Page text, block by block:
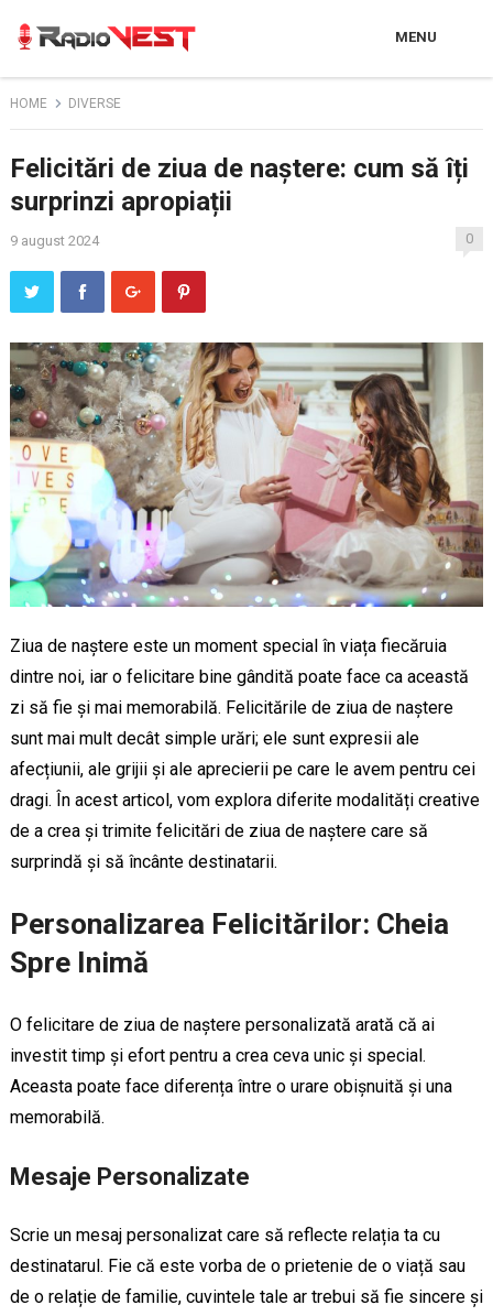
MENU
HOME DIVERSE
Felicitări de ziua de naștere: cum să îți
surprinzi apropiații
9 august 2024 0
Ziua de naștere este un moment special în viața fiecăruia
dintre noi, iar o felicitare bine gândită poate face ca această
zi să fie și mai memorabilă. Felicitările de ziua de naștere
sunt mai mult decât simple urări; ele sunt expresii ale
afecțiunii, ale grijii și ale aprecierii pe care le avem pentru cei
dragi. În acest articol, vom explora diferite modalități creative
de a crea și trimite felicitări de ziua de naștere care să
surprindă și să încânte destinatarii.
Personalizarea Felicitărilor: Cheia
Spre Inimă
O felicitare de ziua de naștere personalizată arată că ai
investit timp și efort pentru a crea ceva unic și special.
Aceasta poate face diferența între o urare obișnuită și una
memorabilă.
Mesaje Personalizate
Scrie un mesaj personalizat care să reflecte relația ta cu
destinatarul. Fie că este vorba de o prietenie de o viață sau
de o relație de familie, cuvintele tale ar trebui să fie sincere și